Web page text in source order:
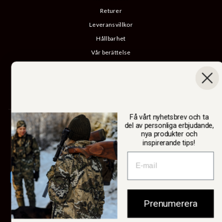
Returer
Leveransvillkor
Hållbarhet
Vår berättelse
SWEDTEAM AB
ValutaSverige (SEK kr)
© 2026 Swedteam
Få vårt nyhetsbrev och ta
del av personliga erbjudande,
nya produkter och
inspirerande tips!
Prenumerera